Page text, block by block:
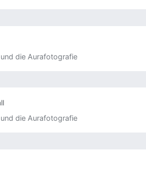
die Aurafotografie
die Aurafotografie